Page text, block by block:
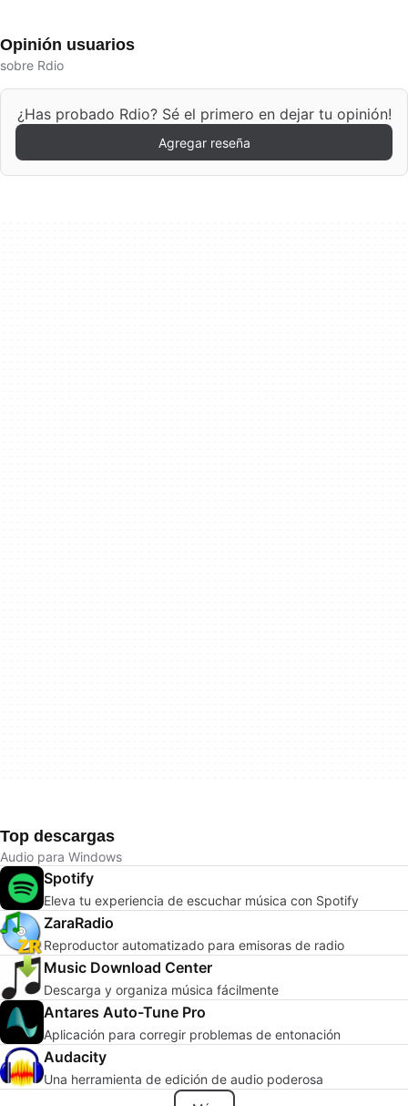
Opinión usuarios
sobre Rdio
¿Has probado Rdio? Sé el primero en dejar tu opinión!
Agregar reseña
Top descargas
Audio para Windows
Spotify
Eleva tu experiencia de escuchar música con Spotify
ZaraRadio
Reproductor automatizado para emisoras de radio
Music Download Center
Descarga y organiza música fácilmente
Antares Auto-Tune Pro
Aplicación para corregir problemas de entonación
Audacity
Una herramienta de edición de audio poderosa